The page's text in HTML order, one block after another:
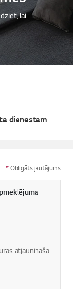
lai
dienestam
*Obligāts jautājums
atjaunināša